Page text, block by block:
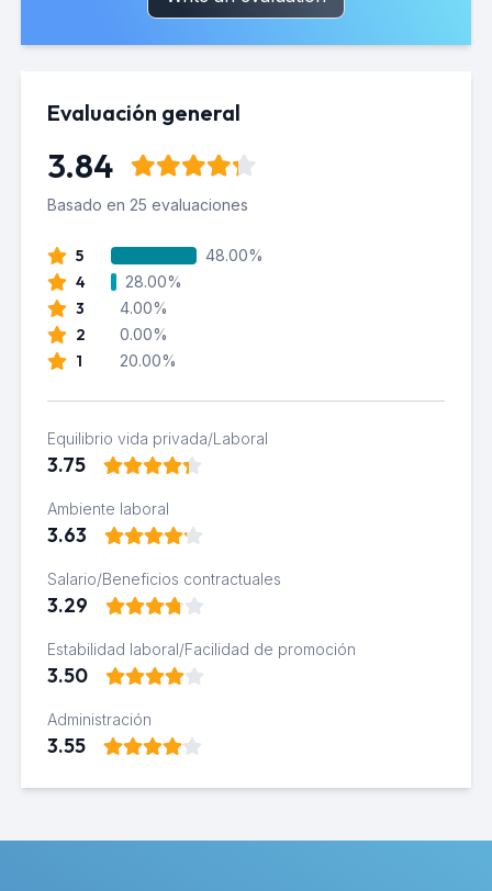
Evaluación general
3.84
Basado en 25 evaluaciones
5 48.00%
4 28.00%
3 4.00%
2 0.00%
1 20.00%
Equilibrio vida privada/Laboral
3.75
Ambiente laboral
3.63
Salario/Beneficios contractuales
3.29
Estabilidad laboral/Facilidad de promoción
3.50
Administración
3.55